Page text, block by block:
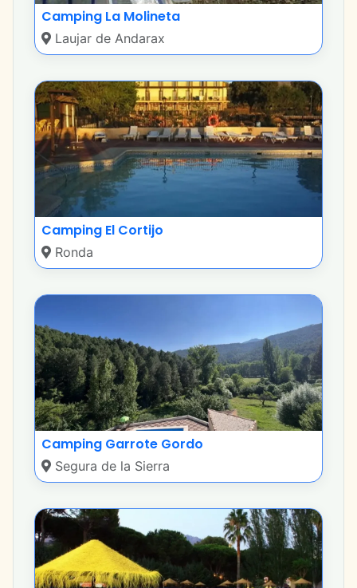
Camping La Molineta
Laujar de Andarax
Camping El Cortijo
Ronda
Camping Garrote Gordo
Segura de la Sierra